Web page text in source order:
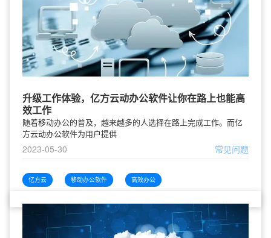
升级工作体验，亿方云动办公软件让你在路上也能高
效工作
随着移动办公的普及，越来越多的人选择在路上完成工作。而亿
方云动办公软件为用户提供
2023-05-30 常见问题
亿方云 移动办公软件 高效办公